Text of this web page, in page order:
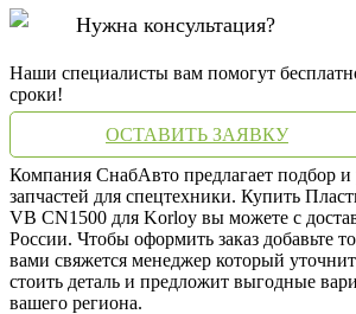
Нужна консультация?
Наши специалисты вам помогут
сроки!
ОСТАВИТЬ ЗАЯВКУ
Компания СнабАвто предлагает подбор
запчастей для спецтехники. Купить
VB CN1500 для Korloy вы можете с
России. Чтобы оформить заказ добавьте
вами свяжется менеджер который уточнит
стоить деталь и предложит выгодные
вашего региона.